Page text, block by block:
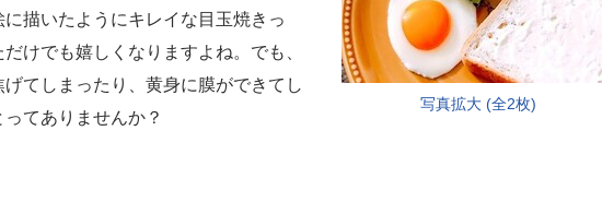
写真拡大 (全2枚)
に描いたようにキレイな目玉焼きっ
だけでも嬉しくなりますよね。でも、
げてしまったり、黄身に膜ができてし
ってありませんか？